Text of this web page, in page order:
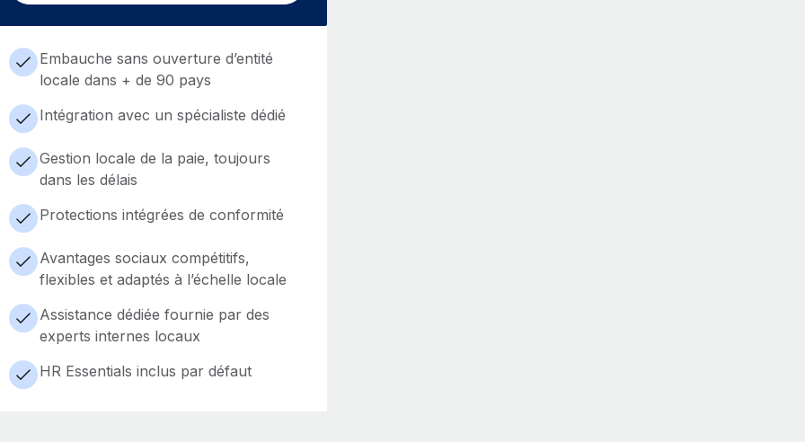
Embauche sans ouverture d’entité
locale dans + de 90 pays
Intégration avec un spécialiste dédié
Gestion locale de la paie, toujours
dans les délais
Protections intégrées de conformité
Avantages sociaux compétitifs,
flexibles et adaptés à l’échelle locale
Assistance dédiée fournie par des
experts internes locaux
HR Essentials inclus par défaut